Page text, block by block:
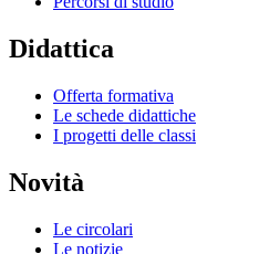
Didattica
Offerta formativa
Le schede didattiche
I progetti delle classi
Novità
Le circolari
Le notizie